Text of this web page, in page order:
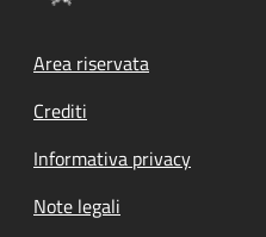
Footer menu
Area riservata
Crediti
Informativa privacy
Note legali